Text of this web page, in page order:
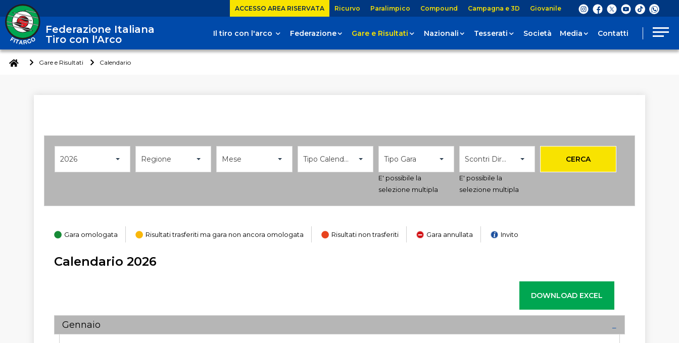
ACCESSO AREA RISERVATA Ricurvo Paralimpico Compound Campagna e 3D Giovanile
Federazione Italiana
Tiro con l'Arco
Il tiro con l'arco Federazione Gare e Risultati Nazionali Tesserati Società Media Contatti
Gare e Risultati Calendario
2026 Regione Mese Tipo Calendario Tipo Gara
E' possibile la
selezione multipla
Scontri Diretti
E' possibile la
selezione multipla
CERCA
Gara omologata Risultati trasferiti ma gara non ancora omologata Risultati non trasferiti Gara annullata Invito
Calendario 2026
Gennaio